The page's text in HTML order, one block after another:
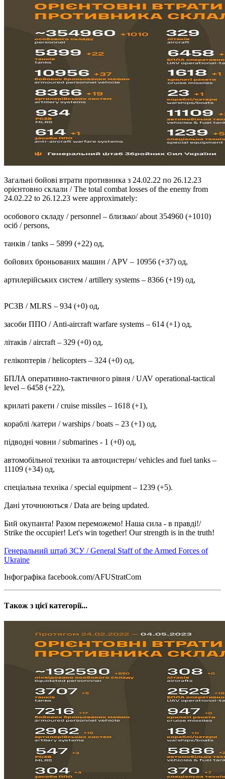
Загальні бойові втрати противника з 24.02.22 по 26.12.23
орієнтовно склали / The total combat losses of the enemy from
24.02.22 to 26.12.23 were approximately:
особового складу / personnel ‒ близько/ about 354960 (+1010)
осіб / persons,
танків / tanks ‒ 5899 (+22) од,
бойових броньованих машин / APV ‒ 10956 (+37) од,
артилерійських систем / artillery systems – 8366 (+19) од,
РСЗВ / MLRS – 934 (+0) од,
засоби ППО / Anti-aircraft warfare systems ‒ 614 (+1) од,
літаків / aircraft – 329 (+0) од,
гелікоптерів / helicopters – 324 (+0) од,
БПЛА оперативно-тактичного рівня / UAV operational-tactical
level – 6458 (+22),
крилаті ракети / cruise missiles ‒ 1618 (+1),
кораблі /катери / warships / boats ‒ 23 (+1) од,
підводні човни / submarines - 1 (+0) од,
автомобільної техніки та автоцистерн/ vehicles and fuel tanks –
11109 (+34) од,
спеціальна техніка / special equipment ‒ 1239 (+5).
Дані уточнюються / Data are being updated.
Бий окупанта! Разом переможемо! Наша сила - в правді!/
Strike the occupier! Let's win together! Our strength is in the truth!
Генеральний штаб ЗСУ / General Staff of the Armed Forces of
Ukraine
Інфографіка facebook.com/AFUStratCom
Також з цієї категорії...